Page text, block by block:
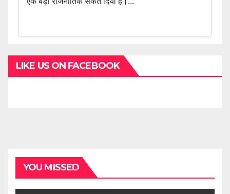
LIKE US ON FACEBOOK
YOU MISSED